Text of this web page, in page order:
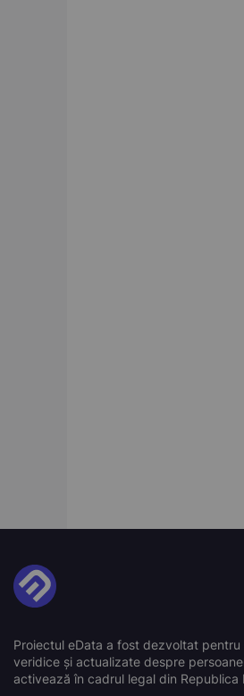
Proiectul eData a fost dezvoltat
veridice și actualizate despre
activează în cadrul legal din Republica